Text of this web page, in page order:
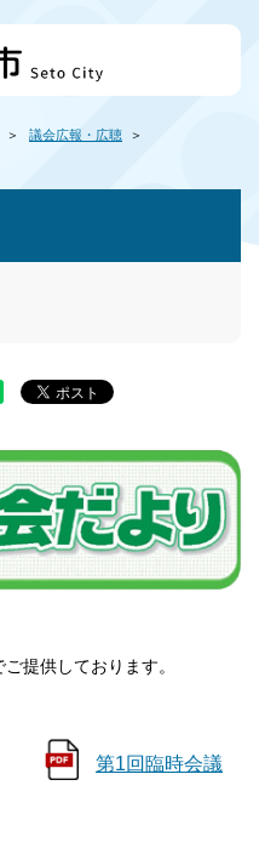
議会広報・広聴
提供しております。
会 第1回臨時会議